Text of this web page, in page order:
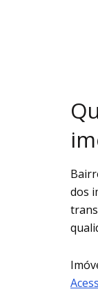
dos